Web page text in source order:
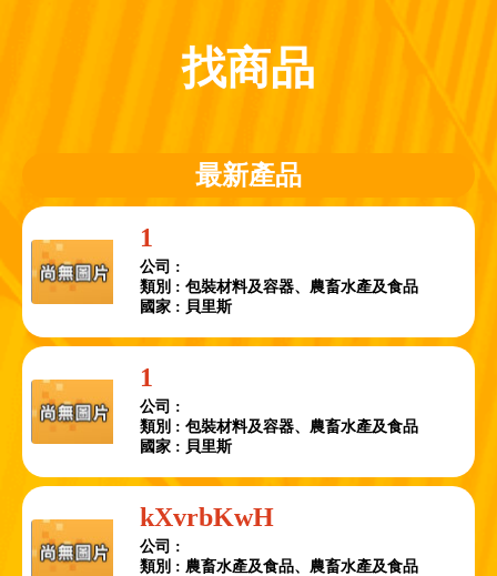
找商品
最新產品
1
公司 :
類別 : 包裝材料及容器、農畜水產及食品
國家 : 貝里斯
1
公司 :
類別 : 包裝材料及容器、農畜水產及食品
國家 : 貝里斯
kXvrbKwH
公司 :
類別 : 農畜水產及食品、農畜水產及食品